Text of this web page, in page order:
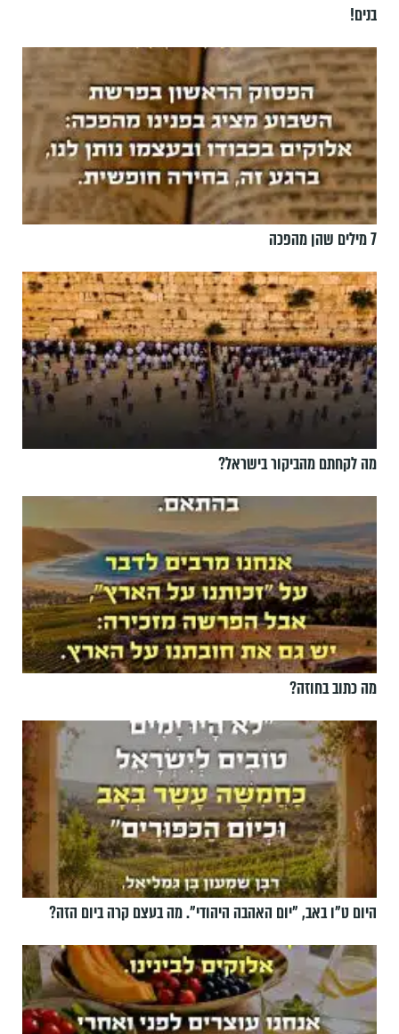
בנים!
7 מילים שהן מהפכה
מה לקחתם מהביקור בישראל?
מה כתוב בחוזה?
היום ט"ו באב, ”יום האהבה היהודי". מה בעצם קרה ביום הזה?